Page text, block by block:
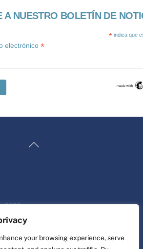
your browsing experience, serve
A NUESTRO BOLETÍN DE
* indica que
electrónico*
Volver
2026
sitio web por
Dutch
Swedish